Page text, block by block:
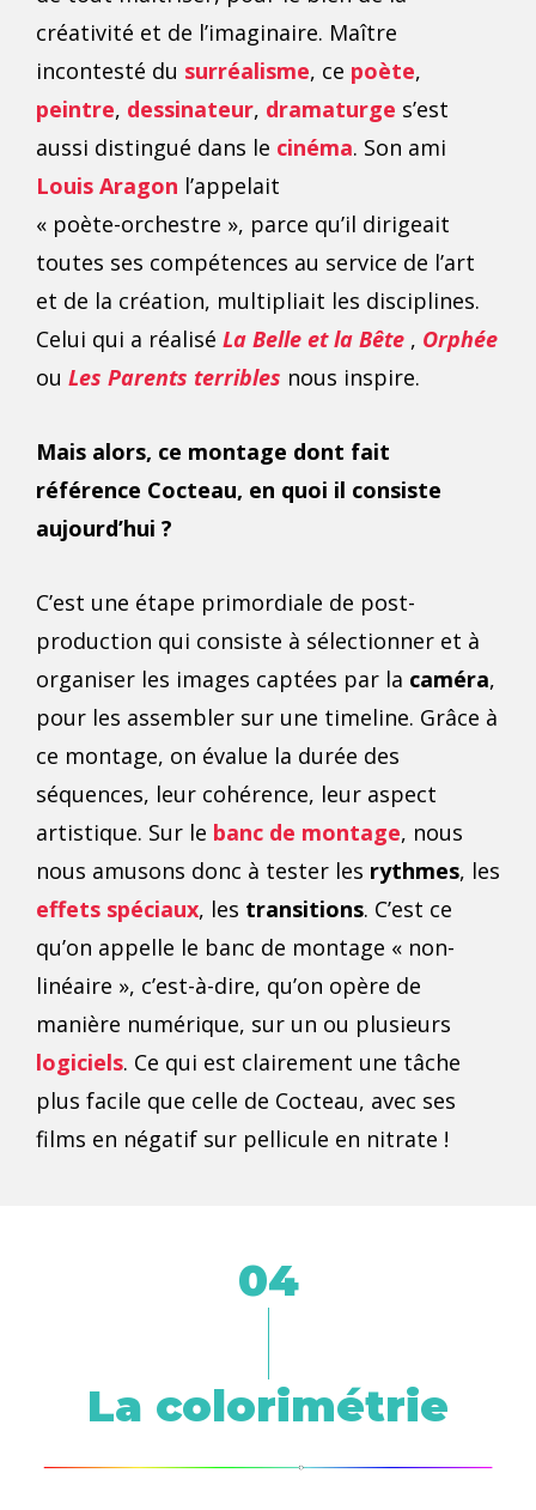
créativité et de l’imaginaire. Maître
incontesté du surréalisme, ce poète,
peintre, dessinateur, dramaturge s’est
aussi distingué dans le cinéma. Son ami
Louis Aragon l’appelait
« poète-orchestre », parce qu’il dirigeait
toutes ses compétences au service de l’art
et de la création, multipliait les disciplines.
Celui qui a réalisé La Belle et la Bête , Orphée
ou Les Parents terribles nous inspire.
Mais alors, ce montage dont fait
référence Cocteau, en quoi il consiste
aujourd’hui ?
C’est une étape primordiale de post-
production qui consiste à sélectionner et à
organiser les images captées par la caméra,
pour les assembler sur une timeline. Grâce à
ce montage, on évalue la durée des
séquences, leur cohérence, leur aspect
artistique. Sur le banc de montage, nous
nous amusons donc à tester les rythmes, les
effets spéciaux, les transitions. C’est ce
qu’on appelle le banc de montage « non-
linéaire », c’est-à-dire, qu’on opère de
manière numérique, sur un ou plusieurs
logiciels. Ce qui est clairement une tâche
plus facile que celle de Cocteau, avec ses
films en négatif sur pellicule en nitrate !
04
La colorimétrie